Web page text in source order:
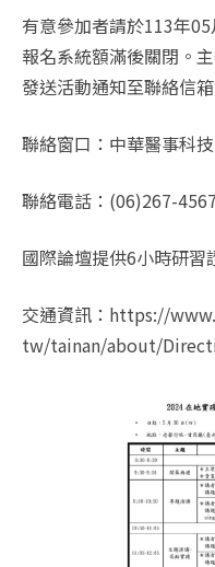
有意參加者請於113年
報名系統額滿後關閉。
發送活動通知至聯絡信箱
聯絡窗口：中華醫事科
聯絡電話：(06)267-
國際論壇提供6小時研習
交通資訊：https://
tw/tainan/about/